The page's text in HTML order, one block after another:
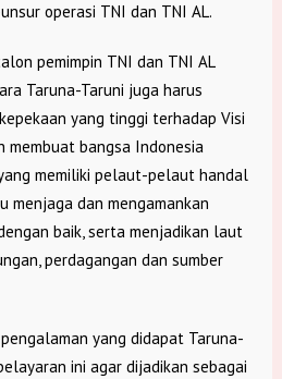
operasi TNI dan TNI AL.
pemimpin TNI dan TNI AL
Taruna-Taruni juga harus
yang tinggi terhadap Visi
membuat bangsa Indonesia
memiliki pelaut-pelaut handal
menjaga dan mengamankan
baik, serta menjadikan laut
perdagangan dan sumber
yang didapat Taruna-
ini agar dijadikan sebagai